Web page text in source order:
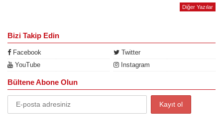
Diğer Yazılar
Bizi Takip Edin
Facebook
Twitter
YouTube
Instagram
Bültene Abone Olun